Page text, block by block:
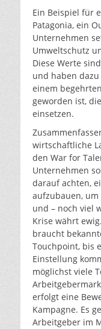
Ein Beispiel für
Patagonia, ein
Unternehmen
Umweltschutz
Diese Werte
und haben dazu
einem
geworden ist,
einsetzen.
wirtschaftliche
den War for
Unternehmen
darauf achten,
aufzubauen,
und – noch viel
Krise währt
braucht
Touchpoint, bis
Einstellung
möglichst viele
erfolgt eine
Kampagne. Es
Arbeitgeber im